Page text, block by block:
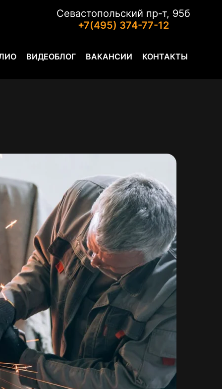
Севастопольский пр-т, 95б
+7(495) 374-77-12
ВИДЕОБЛОГ ВАКАНСИИ КОНТАКТЫ